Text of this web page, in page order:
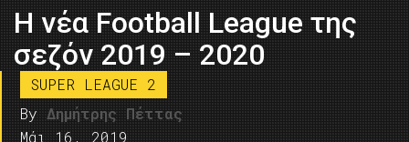
H νέα Football League της
σεζόν 2019 – 2020
SUPER LEAGUE 2
By Δημήτρης Πέττας
Μάι 16, 2019